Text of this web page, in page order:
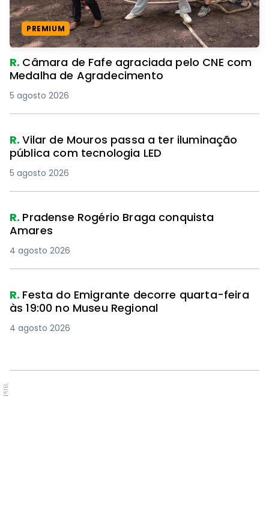
PREMIUM
R. Câmara de Fafe agraciada pelo CNE com
Medalha de Agradecimento
5 agosto 2026
R.Vilar de Mouros passa a ter iluminação
pública com tecnologia LED
5 agosto 2026
R. Pradense Rogério Braga conquista
Amares
4 agosto 2026
R. Festa do Emigrante decorre quarta-feira
às 19:00 no Museu Regional
4 agosto 2026
PUB.